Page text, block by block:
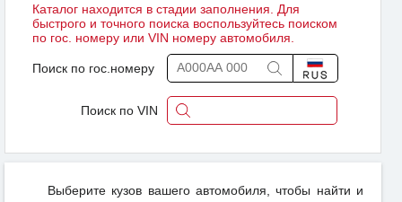
Каталог находится в стадии заполнения. Для
быстрого и точного поиска воспользуйтесь поиском
по гос. номеру или VIN номеру автомобиля.
Поиск по гос.номеру
Поиск по VIN
Выберите кузов вашего автомобиля, чтобы найти и